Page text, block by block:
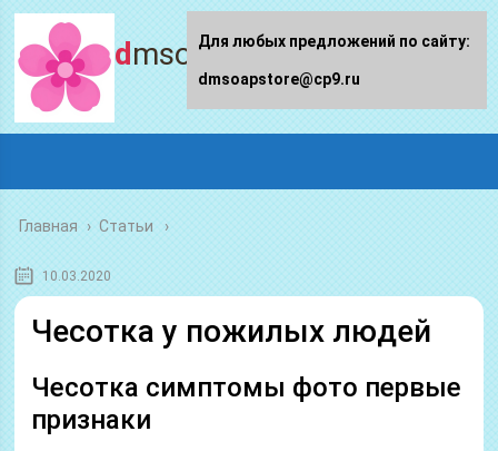
dmsoapstore.ru
Главная › Статьи
10.03.2020
Чесотка у пожилых людей
Чесотка симптомы фото первые
признаки
Для любых предложений по сайту:
dmsoapstore@cp9.ru